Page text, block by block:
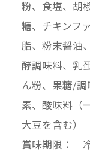
粉、食塩、胡
糖、チキンフ
脂、粉末醤油
酵調味料、乳
ん粉、果糖/
素、酸味料（
大豆を含む）
賞味期限：